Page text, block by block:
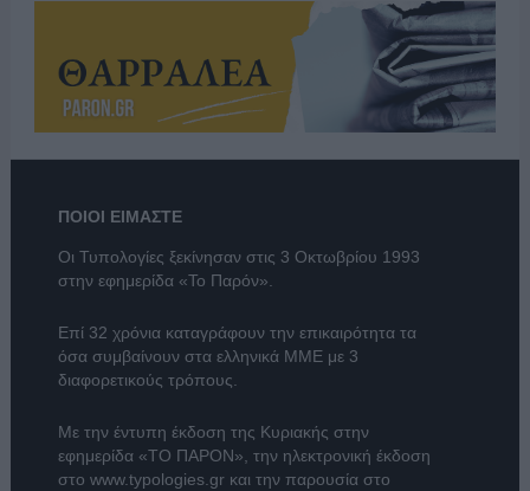
ΠΟΙΟΙ ΕΙΜΑΣΤΕ
Οι Τυπολογίες ξεκίνησαν στις 3 Οκτωβρίου 1993
στην εφημερίδα «Το Παρόν».
Επί 32 χρόνια καταγράφουν την επικαιρότητα τα
όσα συμβαίνουν στα ελληνικά ΜΜΕ με 3
διαφορετικούς τρόπους.
Με την έντυπη έκδοση της Κυριακής στην
εφημερίδα «ΤΟ ΠΑΡΟΝ» , την ηλεκτρονική έκδοση
στο www.typologies.grκαι την παρουσία στο